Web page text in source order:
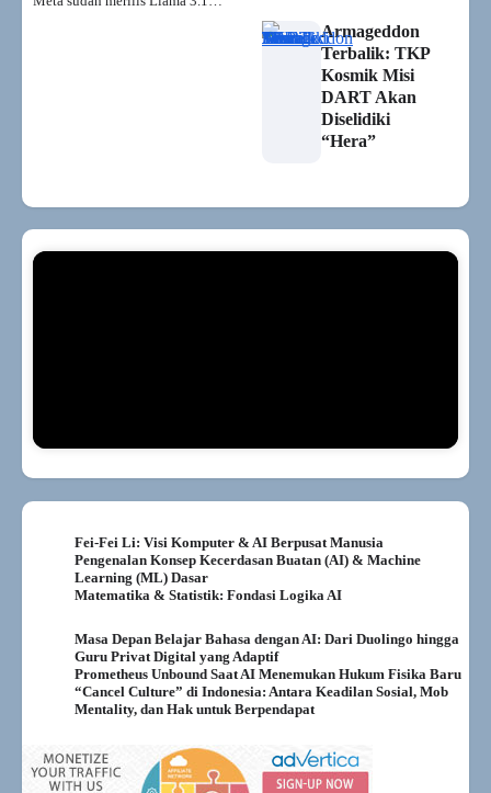
Armageddon
Terbalik: TKP
Kosmik Misi
DART Akan
Diselidiki
“Hera”
Fei-Fei Li: Visi Komputer & AI Berpusat Manusia
Pengenalan Konsep Kecerdasan Buatan (AI) & Machine
Learning (ML) Dasar
Matematika & Statistik: Fondasi Logika AI
Masa Depan Belajar Bahasa dengan AI: Dari Duolingo hingga
Guru Privat Digital yang Adaptif
Prometheus Unbound Saat AI Menemukan Hukum Fisika Baru
“Cancel Culture” di Indonesia: Antara Keadilan Sosial, Mob
Mentality, dan Hak untuk Berpendapat